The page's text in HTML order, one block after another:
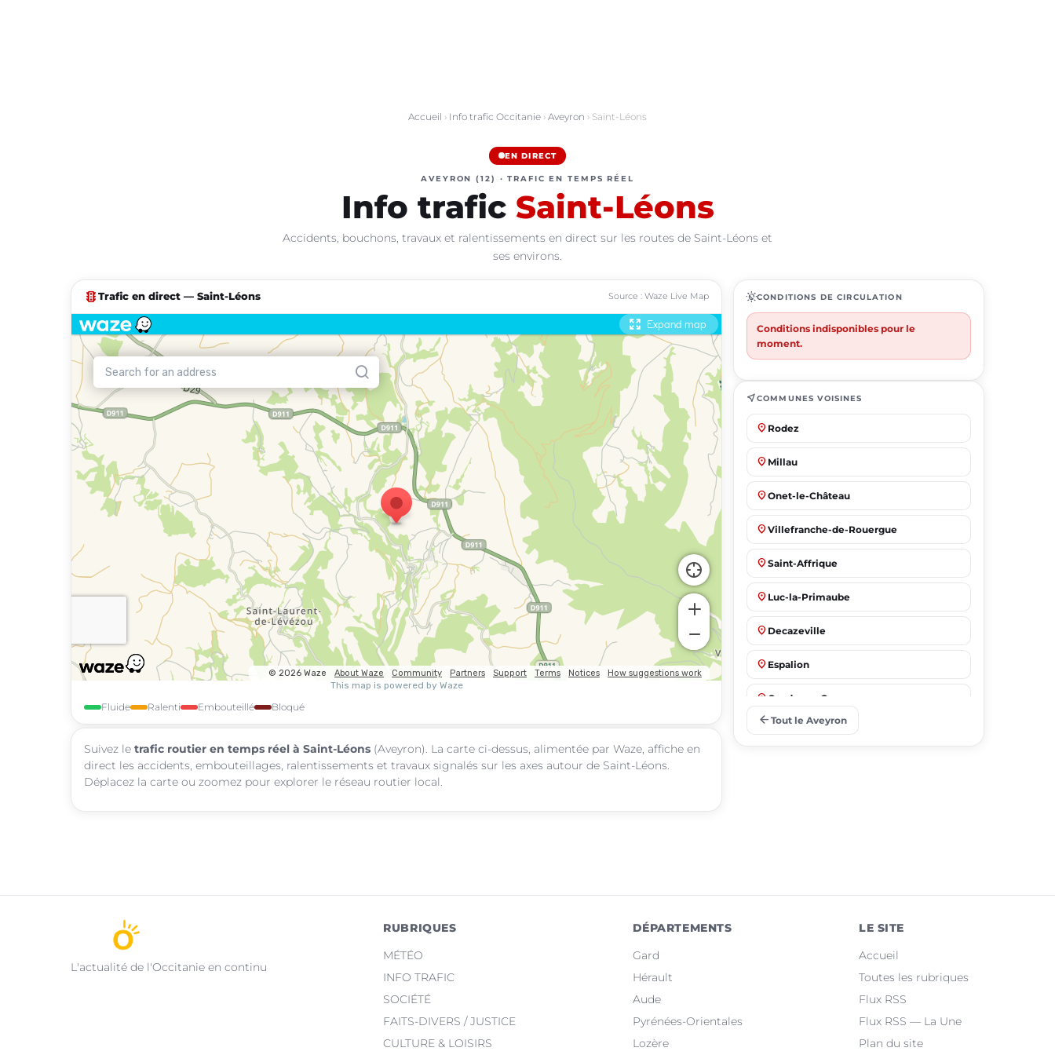
Accueil › Info trafic Occitanie › Aveyron › Saint-Léons
EN DIRECT
AVEYRON (12) · TRAFIC EN TEMPS RÉEL
Info trafic Saint-Léons
Accidents, bouchons, travaux et ralentissements en direct sur les routes de Saint-Léons et
ses environs.
traffic Trafic en direct — Saint-Léons Source : Waze Live Map
Fluide Ralenti Embouteillé Bloqué
Suivez le trafic routier en temps réel à Saint-Léons (Aveyron). La carte ci-dessus, alimentée par Waze, affiche en
direct les accidents, embouteillages, ralentissements et travaux signalés sur les axes autour de Saint-Léons.
Déplacez la carte ou zoomez pour explorer le réseau routier local.
routineCONDITIONS DE CIRCULATION
Conditions indisponibles pour le
moment.
near_meCOMMUNES VOISINES
place Rodez
place Millau
place Onet-le-Château
place Villefranche-de-Rouergue
place Saint-Affrique
place Luc-la-Primaube
place Decazeville
place Espalion
place Capdenac-Gare
arrow_back Tout le Aveyron
L'actualité de l'Occitanie en continu
RUBRIQUES
MÉTÉO
INFO TRAFIC
SOCIÉTÉ
FAITS-DIVERS / JUSTICE
CULTURE & LOISIRS
DÉPARTEMENTS
Gard
Hérault
Aude
Pyrénées-Orientales
Lozère
LE SITE
Accueil
Toutes les rubriques
Flux RSS
Flux RSS — La Une
Plan du site